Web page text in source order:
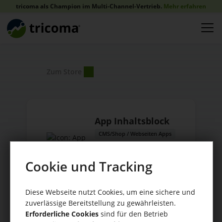
tricoma als Champion im Multi-Channel-Vertrieb. Mehr erfahren
App Inhaltsblock
CMS/Shop / Webseiten Apps
tricoma AG
Cookie und Tracking
Diese Webseite nutzt Cookies, um eine sichere und
zuverlässige Bereitstellung zu gewährleisten.
Erforderliche Cookies sind für den Betrieb